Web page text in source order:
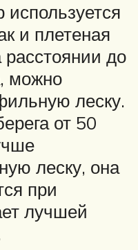
и плетеная
до
можно
леску.
от 50
леску, она
при
лучшей